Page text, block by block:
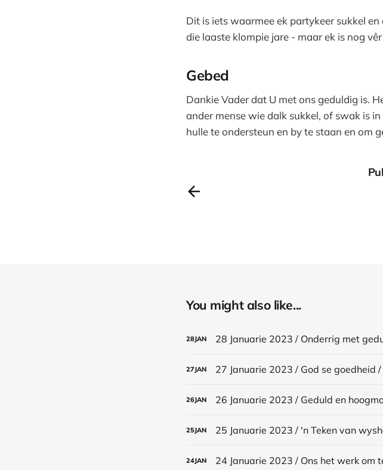
Dit is iets waarmee ek partykeer sukkel
die laaste klompie jare - maar ek is nog
Gebed
Dankie Vader dat U met ons geduldig is.
ander mense wie dalk sukkel, of swak is
hulle te ondersteun en by te staan en om
You might also like...
28JAN 28 Januarie 2023 / Onderrig met
27JAN 27 Januarie 2023 / God se goedheid
26JAN 26 Januarie 2023 / Geduld en
25JAN 25 Januarie 2023 / 'n Teken van
24JAN 24 Januarie 2023 / Ons het werk om